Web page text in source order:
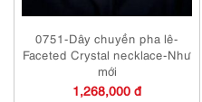
0751-Dây chuyền pha lê-
Faceted Crystal necklace-Như
mới
1,268,000 đ